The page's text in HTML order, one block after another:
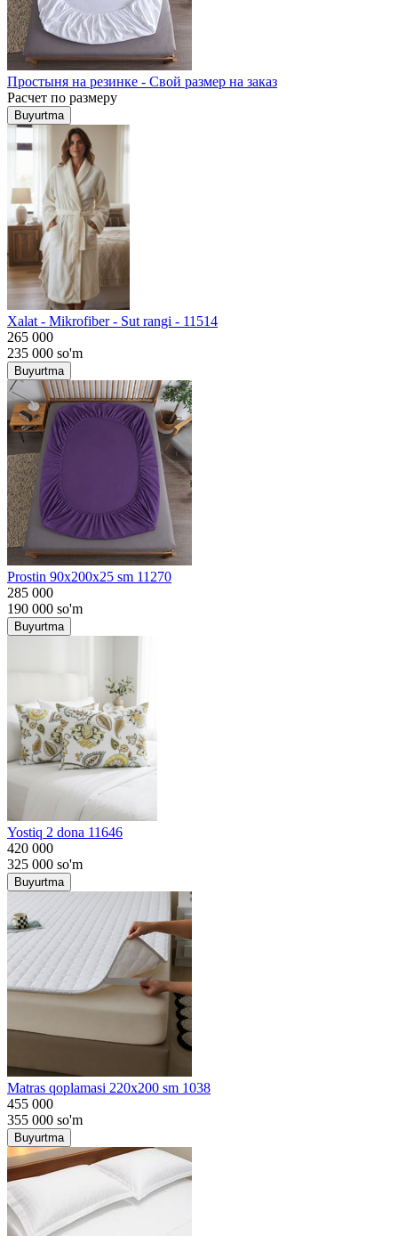
Простыня на резинке - Свой размер на заказ
Расчет по размеру
Buyurtma
Хalat - Mikrofiber - Sut rangi - 11514
265 000
235 000 so'm
Buyurtma
Prostin 90x200x25 sm 11270
285 000
190 000 so'm
Buyurtma
Yostiq 2 dona 11646
420 000
325 000 so'm
Buyurtma
Matras qoplamasi 220x200 sm 1038
455 000
355 000 so'm
Buyurtma